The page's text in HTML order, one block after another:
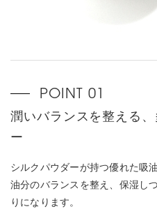
潤いバランスを整える
ー
シルクパウダーが持つ優れた吸
油分のバランスを整え、保湿し
りになります。